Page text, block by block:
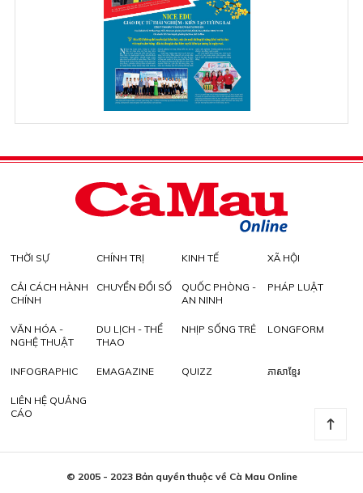
THỜI SỰ CHÍNH TRỊ KINH TẾ XÃ HỘI
CẢI CÁCH HÀNH
CHÍNH
CHUYỂN ĐỔI SỐ
QUỐC PHÒNG -
AN NINH
PHÁP LUẬT
VĂN HÓA -
NGHỆ THUẬT
DU LỊCH - THỂ
THAO
NHỊP SỐNG TRẺ LONGFORM
INFOGRAPHIC EMAGAZINE QUIZZ ភាសាខ្មែរ
LIÊN HỆ QUẢNG
CÁO
© 2005 - 2023 Bản quyền thuộc về Cà Mau Online